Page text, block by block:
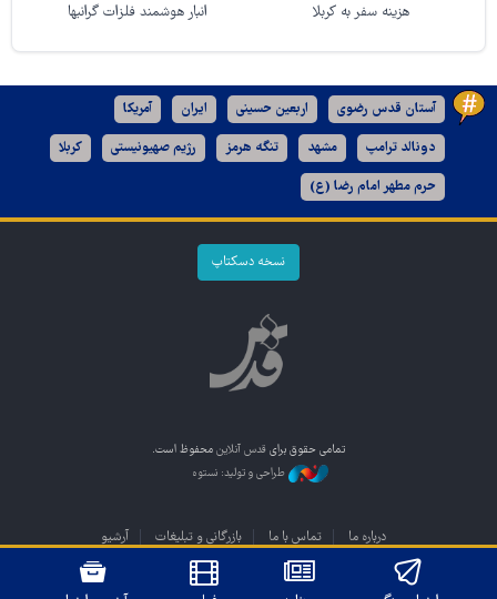
هزینه سفر به کربلا انبار هوشمند فلزات گرانبها
آستان قدس رضوی اربعین حسینی ایران آمریکا
دونالد ترامپ مشهد تنگه هرمز رژیم صهیونیستی کربلا
حرم مطهر امام رضا (ع)
نسخه دسکتاپ
تمامی حقوق برای قدس آنلاین محفوظ است.
طراحی و تولید: نستوه
درباره ما تماس با ما بازرگانی و تبلیغات آرشیو